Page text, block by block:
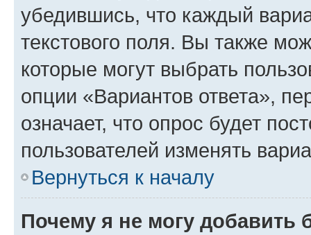
убедившись, что каждый
текстового поля. Вы также
которые могут выбрать
опции «Вариантов ответа»,
означает, что опрос будет
пользователей изменять
Вернуться к началу
Почему я не могу добавить